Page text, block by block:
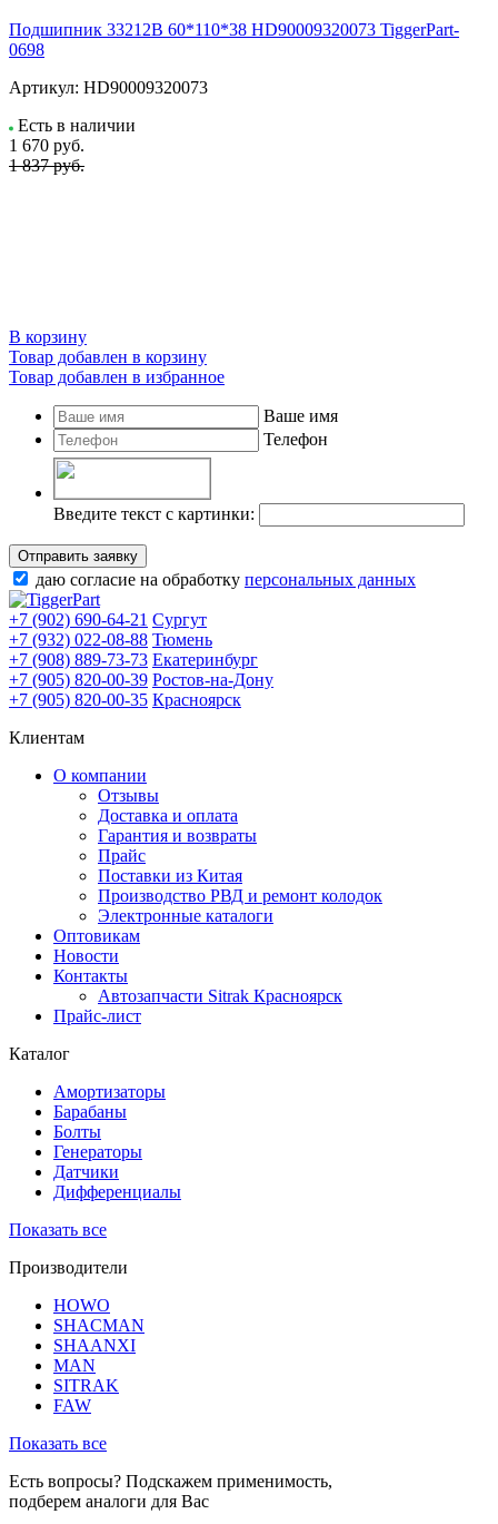
Подшипник 33212B 60*110*38 HD90009320073 TiggerPart-
0698
Артикул: HD90009320073
Есть в наличии
1 670 руб.
1 837 руб.
В корзину
Товар добавлен в корзину
Товар добавлен в избранное
Ваше имя
Телефон
Введите текст с картинки:
Отправить заявку
даю согласие на обработку персональных данных
+7 (902) 690-64-21 Сургут
+7 (932) 022-08-88 Тюмень
+7 (908) 889-73-73 Екатеринбург
+7 (905) 820-00-39 Ростов-на-Дону
+7 (905) 820-00-35 Красноярск
Клиентам
О компании
Отзывы
Доставка и оплата
Гарантия и возвраты
Прайс
Поставки из Китая
Производство РВД и ремонт колодок
Электронные каталоги
Оптовикам
Новости
Контакты
Автозапчасти Sitrak Красноярск
Прайс-лист
Каталог
Амортизаторы
Барабаны
Болты
Генераторы
Датчики
Дифференциалы
Показать все
Производители
HOWO
SHACMAN
SHAANXI
MAN
SITRAK
FAW
Показать все
Есть вопросы? Подскажем применимость,
подберем аналоги для Вас